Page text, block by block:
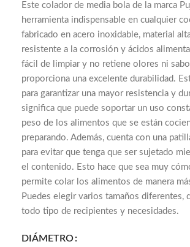
Este colador de media bola de la marca
herramienta indispensable en cualquier
fabricado en acero inoxidable, material
resistente a la corrosión y ácidos
fácil de limpiar y no retiene olores ni
proporciona una excelente durabilidad.
para garantizar una mayor resistencia y
significa que puede soportar un uso
peso de los alimentos que se están
preparando. Además, cuenta con una
para evitar que tenga que ser sujetado
el contenido. Esto hace que sea muy
permite colar los alimentos de manera
Puedes elegir varios tamaños diferentes,
todo tipo de recipientes y necesidades.
DIÁMETRO